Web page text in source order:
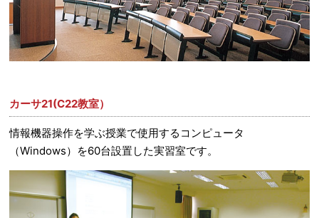
カーサ21(C22教室）
情報機器操作を学ぶ授業で使用するコンピュータ
（Windows）を60台設置した実習室です。